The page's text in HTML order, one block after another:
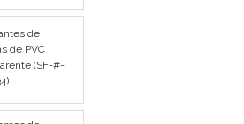
de
de PVC
(SF-#-